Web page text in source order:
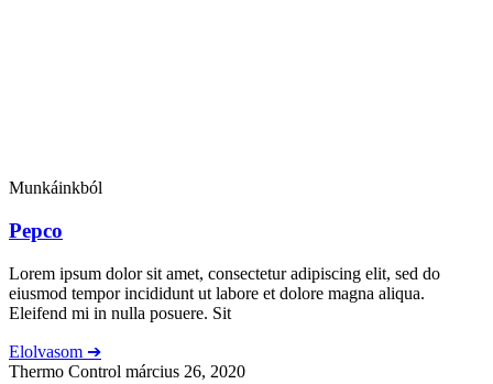
Munkáinkból
Pepco
Lorem ipsum dolor sit amet, consectetur adipiscing elit, sed do
eiusmod tempor incididunt ut labore et dolore magna aliqua.
Eleifend mi in nulla posuere. Sit
Elolvasom ➔
Thermo Control március 26, 2020